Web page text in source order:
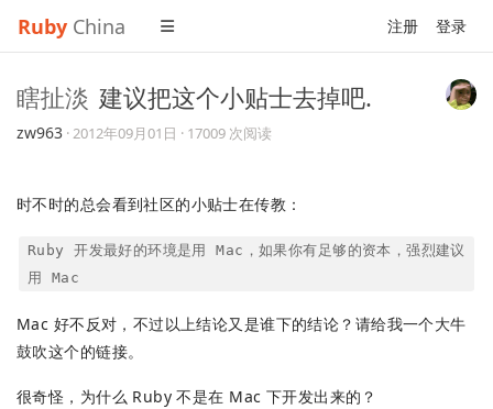
Ruby China 注册 登录
瞎扯淡 建议把这个小贴士去掉吧.
zw963 ·2012年09月01日 · 17009 次阅读
时不时的总会看到社区的小贴士在传教：
Ruby 开发最好的环境是用 Mac，如果你有足够的资本，强烈建议
用 Mac
Mac 好不反对，不过以上结论又是谁下的结论？请给我一个大牛
鼓吹这个的链接。
很奇怪，为什么 Ruby 不是在 Mac 下开发出来的？